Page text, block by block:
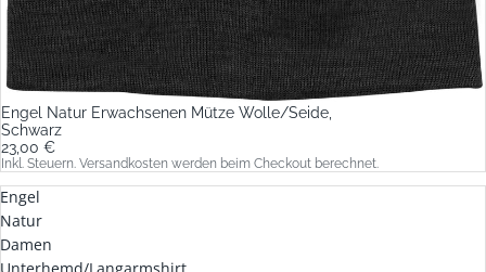
Engel Natur Erwachsenen Mütze Wolle/Seide,
Schwarz
23,00 €
Inkl. Steuern. Versandkosten werden beim Checkout berechnet.
Engel
Natur
Damen
Unterhemd/Langarmshirt